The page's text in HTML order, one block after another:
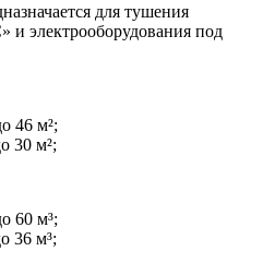
для тушения
и электрооборудования под
46 м²;
30 м²;
60 м³;
36 м³;